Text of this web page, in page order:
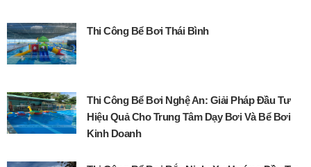
Thi Công Bể Bơi Thái Bình
Thi Công Bể Bơi Nghệ An: Giải Pháp Đầu Tư
Hiệu Quả Cho Trung Tâm Dạy Bơi Và Bể Bơi
Kinh Doanh